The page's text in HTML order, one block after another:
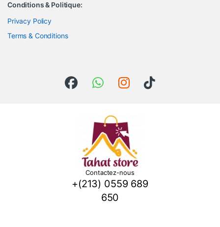
Conditions & Politique:
Privacy Policy
Terms & Conditions
Contactez-nous
+(213) 0559 689
650